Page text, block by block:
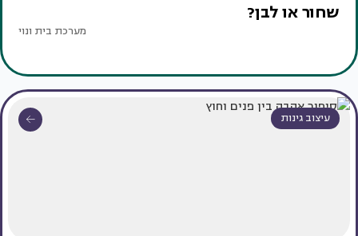
שחור או לבן?
מערכת בית ונוי
עיצוב גינות